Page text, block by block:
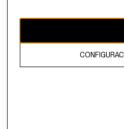
El contenido de esta página web
propiedad de H&M Hennes & Mauritz